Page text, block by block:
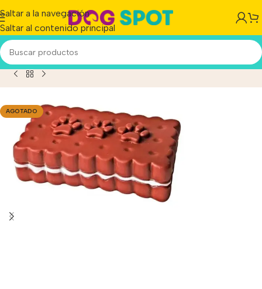
Saltar a la navegación
Saltar al contenido principal
Juguete Vinilo P/ Perro Galletita C/ Chifle Mascota
AGOTADO